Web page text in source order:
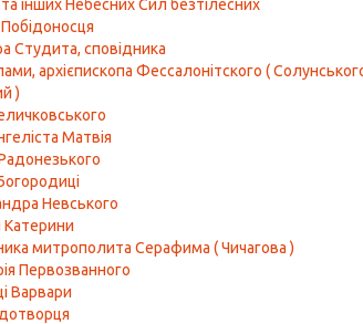
інших Небесних Сил безтілесних
Студита, сповідника
архієпископа Фессалонітского (
)
Матвія
Невського
Катерини
митрополита Серафима ( Чичагова )
Первозванного
Варвари